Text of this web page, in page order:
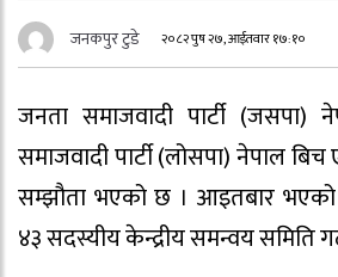
जनकपुर टुडे २०८२ पुष २७, आईतवार १७:१०
जनता समाजवादी पार्टी (जसपा)
समाजवादी पार्टी (लोसपा) नेपाल
सम्झौता भएको छ । आइतबार भएको
४३ सदस्यीय केन्द्रीय समन्वय समिति